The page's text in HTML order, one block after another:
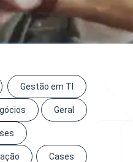
Gestão em TI
Geral
Cases